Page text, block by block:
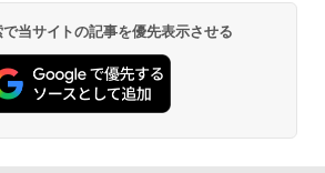
当サイトの記事を優先表示させる